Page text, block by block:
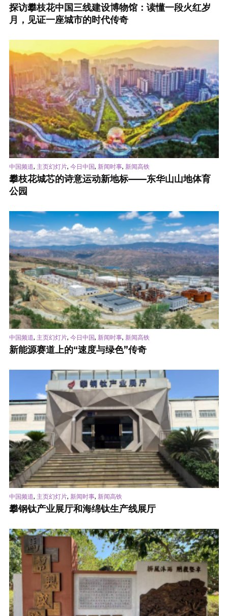
探访攀枝花中国三线建设博物馆：读懂一段火红岁
月，见证一座城市的时代传奇
中国频道, 主页幻灯片, 今日中国, 新闻时事, 新闻高铁
攀枝花城芯的诗意运动新地标——东华山山地体育
公园
中国频道, 主页幻灯片, 今日中国, 新闻时事, 新闻高铁
新能源赛道上的“速度与绿色”传奇
中国频道, 主页幻灯片, 新闻时事, 新闻高铁
攀钢钛产业展厅和海绵钛生产线展厅